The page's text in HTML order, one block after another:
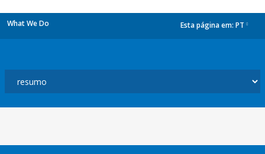
What We Do Esta página em: PT